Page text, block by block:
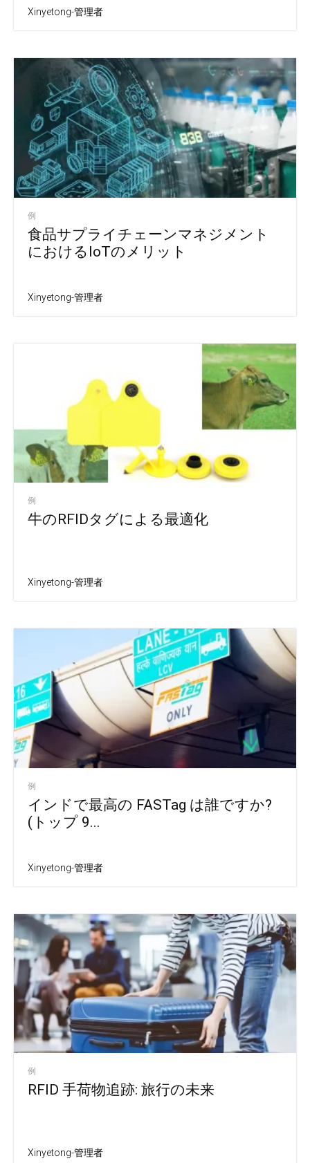
Xinyetong-管理者
例
食品サプライチェーンマネジメント
におけるIoTのメリット
Xinyetong-管理者
例
牛のRFIDタグによる最適化
Xinyetong-管理者
例
インドで最高の FASTag は誰ですか?
(トップ 9...
Xinyetong-管理者
例
RFID 手荷物追跡: 旅行の未来
Xinyetong-管理者